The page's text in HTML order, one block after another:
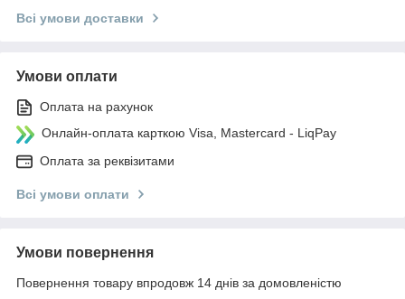
Всі умови доставки
Умови оплати
Оплата на рахунок
Онлайн-оплата карткою Visa, Mastercard - LiqPay
Оплата за реквізитами
Всі умови оплати
Умови повернення
Повернення товару впродовж 14 днів за домовленістю